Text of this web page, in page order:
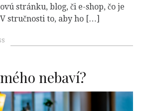
stránku, blog, či e-shop, čo je
stručnosti to, aby ho […]
nebaví?